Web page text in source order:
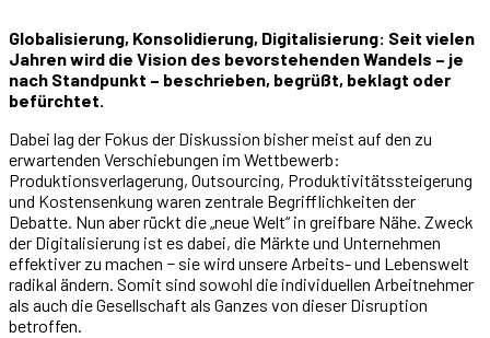
Globalisierung, Konsolidierung, Digitalisierung: Seit vielen
Jahren wird die Vision des bevorstehenden Wandels – je
nach Standpunkt – beschrieben, begrüßt, beklagt oder
befürchtet.
Dabei lag der Fokus der Diskussion bisher meist auf den zu
erwartenden Verschiebungen im Wettbewerb:
Produktionsverlagerung, Outsourcing, Produktivitätssteigerung
und Kostensenkung waren zentrale Begrifflichkeiten der
Debatte. Nun aber rückt die „neue Welt“ in greifbare Nähe. Zweck
der Digitalisierung ist es dabei, die Märkte und Unternehmen
effektiver zu machen − sie wird unsere Arbeits- und Lebenswelt
radikal ändern. Somit sind sowohl die individuellen Arbeitnehmer
als auch die Gesellschaft als Ganzes von dieser Disruption
betroffen.